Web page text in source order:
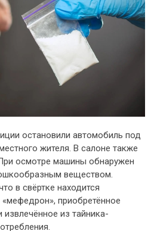
остановили автомобиль под
жителя. В салоне также
осмотре машины обнаружен
веществом.
в свёртке находится
приобретённое
извлечённое из тайника-